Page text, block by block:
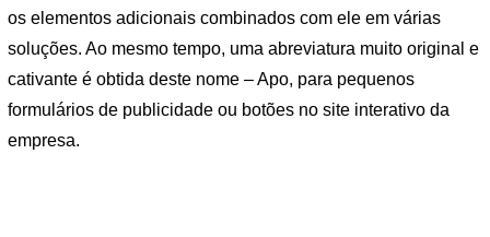
os elementos adicionais combinados com ele em várias
soluções. Ao mesmo tempo, uma abreviatura muito original e
cativante é obtida deste nome – Apo, para pequenos
formulários de publicidade ou botões no site interativo da
empresa.